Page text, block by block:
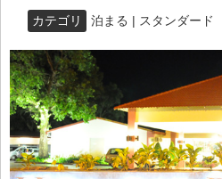
カテゴリ 泊まる | スタンダード